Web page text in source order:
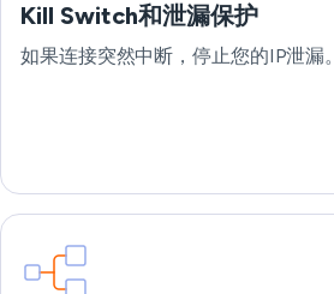
Kill Switch和泄漏保护
如果连接突然中断，停止您的IP泄漏。